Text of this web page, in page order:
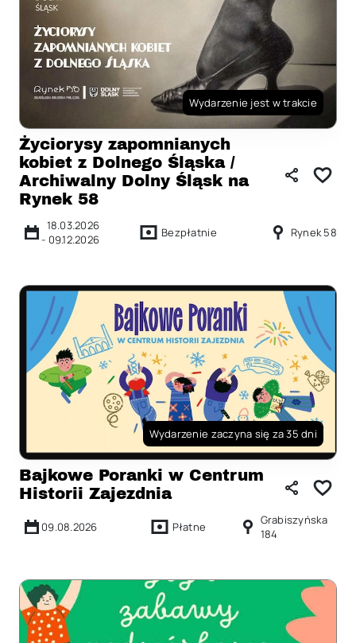
Wydarzenie jest w trakcie
Życiorysy zapomnianych
kobiet z Dolnego Śląska /
Archiwalny Dolny Śląsk na
Rynek 58
18.03.2026
- 09.12.2026 Bezpłatnie Rynek 58
Wydarzenie zaczyna się za 35 dni
Bajkowe Poranki w Centrum
Historii Zajezdnia
09.08.2026 Płatne
Grabiszyńska
184